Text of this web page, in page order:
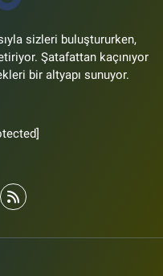
sizleri buluştururken,
Şatafattan kaçınıyor
bir altyapı sunuyor.